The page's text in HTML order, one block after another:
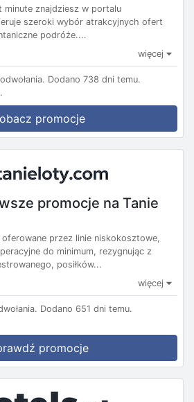
minute znajdziesz w portalu
szeroki wybór atrakcyjnych ofert
podróże....
więcej
Dodano 738 dni temu.
promocje
promocje na Tanie
oferowane przez linie niskokosztowe,
do minimum, rezygnując z
posiłków...
więcej
Dodano 651 dni temu.
promocje